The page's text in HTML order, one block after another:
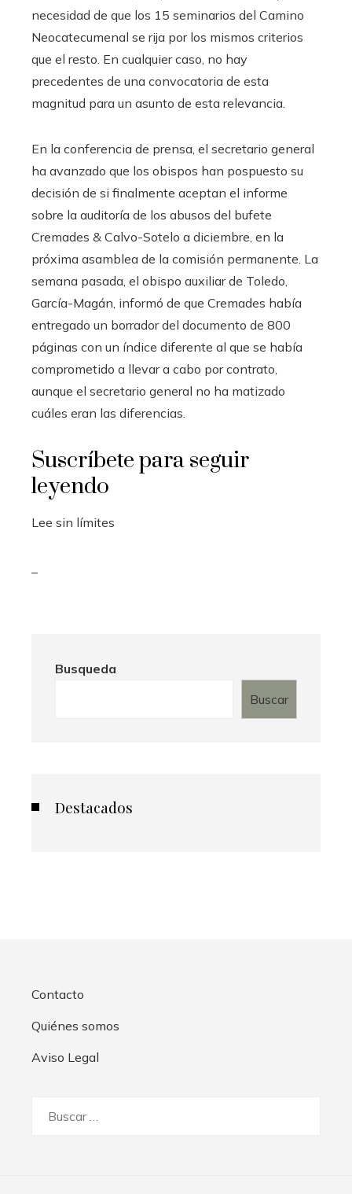
necesidad de que los 15 seminarios del Camino
Neocatecumenal se rija por los mismos criterios
que el resto. En cualquier caso, no hay
precedentes de una convocatoria de esta
magnitud para un asunto de esta relevancia.
En la conferencia de prensa, el secretario general
ha avanzado que los obispos han pospuesto su
decisión de si finalmente aceptan el informe
sobre la auditoría de los abusos del bufete
Cremades & Calvo-Sotelo a diciembre, en la
próxima asamblea de la comisión permanente. La
semana pasada, el obispo auxiliar de Toledo,
García-Magán, informó de que Cremades había
entregado un borrador del documento de 800
páginas con un índice diferente al que se había
comprometido a llevar a cabo por contrato,
aunque el secretario general no ha matizado
cuáles eran las diferencias.
Suscríbete para seguir
leyendo
Lee sin límites
Busqueda
Buscar
Destacados
Contacto
Quiénes somos
Aviso Legal